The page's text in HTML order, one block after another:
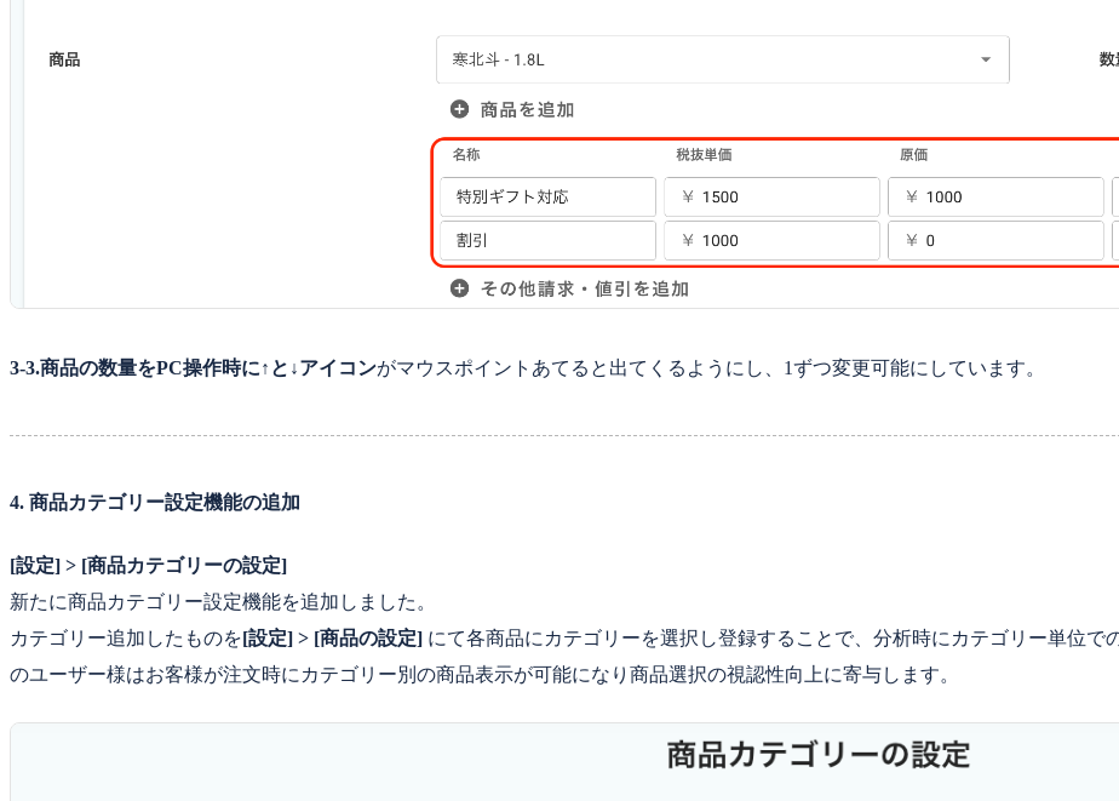
3-3.商品の数量をPC操作時に↑と↓アイコンがマウスポイントあてると出てくるようにし、1ずつ変更可能にしています。
4. 商品カテゴリー設定機能の追加
[設定] > [商品カテゴリーの設定]
新たに商品カテゴリー設定機能を追加しました。
カテゴリー追加したものを[設定] > [商品の設定] にて各商品にカテゴリーを選択し登録することで、分析時にカテゴリー単位
のユーザー様はお客様が注文時にカテゴリー別の商品表示が可能になり商品選択の視認性向上に寄与します。